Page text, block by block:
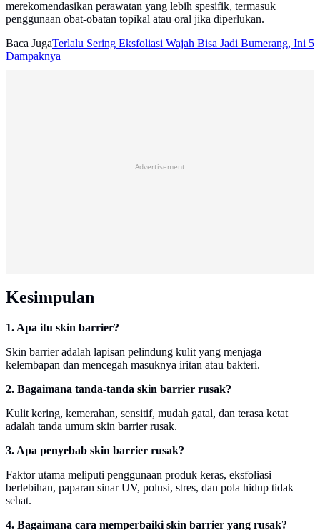
merekomendasikan perawatan yang lebih spesifik, termasuk
penggunaan obat-obatan topikal atau oral jika diperlukan.
Baca JugaTerlalu Sering Eksfoliasi Wajah Bisa Jadi Bumerang, Ini 5
Dampaknya
Advertisement
Kesimpulan
1. Apa itu skin barrier?
Skin barrier adalah lapisan pelindung kulit yang menjaga
kelembapan dan mencegah masuknya iritan atau bakteri.
2. Bagaimana tanda-tanda skin barrier rusak?
Kulit kering, kemerahan, sensitif, mudah gatal, dan terasa ketat
adalah tanda umum skin barrier rusak.
3. Apa penyebab skin barrier rusak?
Faktor utama meliputi penggunaan produk keras, eksfoliasi
berlebihan, paparan sinar UV, polusi, stres, dan pola hidup tidak
sehat.
4. Bagaimana cara memperbaiki skin barrier yang rusak?